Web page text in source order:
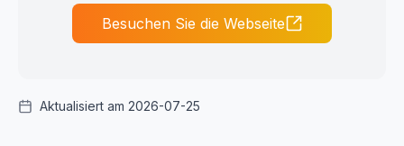
Besuchen Sie die Webseite
Aktualisiert am 2026-07-25